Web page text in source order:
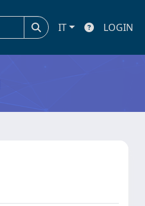
IT LOGIN